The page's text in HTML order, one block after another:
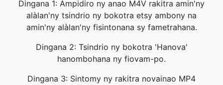
Dingana 1: Ampidiro ny anao M4V rakitra amin'ny
alàlan'ny tsindrio ny bokotra etsy ambony na
amin'ny alàlan'ny fisintonana sy fametrahana.
Dingana 2: Tsindrio ny bokotra 'Hanova'
hanombohana ny fiovam-po.
Dingana 3: Sintomy ny rakitra novainao MP4